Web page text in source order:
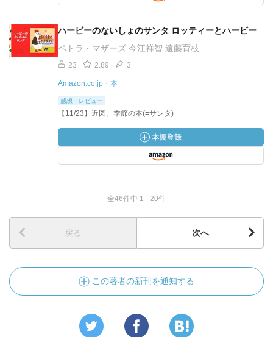
ハービーのないしょのサンタ ロッティーとハービー
ペトラ・マザーズ 今江祥智 遠藤育枝
23 2.89 3
Amazon.co.jp・本
感想・レビュー
【11/23】近図。季節の本(=サンタ)
全46件中 1 - 20件
戻る 次へ
この著者の新刊を通知する